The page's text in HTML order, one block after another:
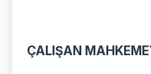
ÇALIŞAN